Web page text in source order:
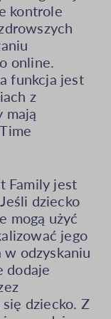
kontrole
online.
funkcja jest
z
mają
Family jest
dziecko
mogą użyć
jego
w odzyskaniu
dodaje
dziecko. Z